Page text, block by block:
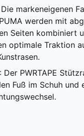
Die markeneigenen
werden mit
Seiten kombiniert
optimale Traktion
Der PWRTAPE
Fuß im Schuh und